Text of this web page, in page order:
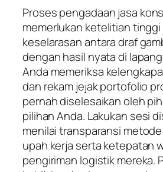
Proses pengadaan jasa
memerlukan ketelitian
keselarasan antara draf
dengan hasil nyata di
Anda memeriksa
dan rekam jejak portofolio
pernah diselesaikan oleh
pilihan Anda. Lakukan sesi
menilai transparansi
upah kerja serta ketepatan
pengiriman logistik mereka.